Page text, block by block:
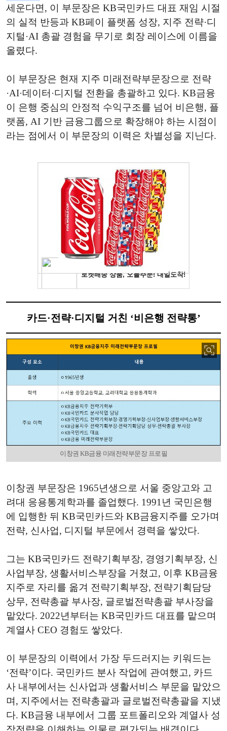
세운다면, 이 부문장은 KB국민카드 대표 재임 시절
의 실적 반등과 KB페이 플랫폼 성장, 지주 전략·디
지털·AI 총괄 경험을 무기로 회장 레이스에 이름을
올렸다.
이 부문장은 현재 지주 미래전략부문장으로 전략
·AI·데이터·디지털 전환을 총괄하고 있다. KB금융
이 은행 중심의 안정적 수익구조를 넘어 비은행, 플
랫폼, AI 기반 금융그룹으로 확장해야 하는 시점이
라는 점에서 이 부문장의 이력은 차별성을 지닌다.
카드·전략·디지털 거친 ‘비은행 전략통’
이창권 KB금융 미래전략부문장 프로필
이창권 부문장은 1965년생으로 서울 중앙고와 고
려대 응용통계학과를 졸업했다. 1991년 국민은행
에 입행한 뒤 KB국민카드와 KB금융지주를 오가며
전략, 신사업, 디지털 부문에서 경력을 쌓았다.
그는 KB국민카드 전략기획부장, 경영기획부장, 신
사업부장, 생활서비스부장을 거쳤고, 이후 KB금융
지주로 자리를 옮겨 전략기획부장, 전략기획담당
상무, 전략총괄 부사장, 글로벌전략총괄 부사장을
맡았다. 2022년부터는 KB국민카드 대표를 맡으며
계열사 CEO 경험도 쌓았다.
이 부문장의 이력에서 가장 두드러지는 키워드는
‘전략’이다. 국민카드 분사 작업에 관여했고, 카드
사 내부에서는 신사업과 생활서비스 부문을 맡았으
며, 지주에서는 전략총괄과 글로벌전략총괄을 지냈
다. KB금융 내부에서 그룹 포트폴리오와 계열사 성